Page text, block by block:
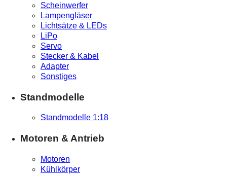
Scheinwerfer
Lampengläser
Lichtsätze & LEDs
LiPo
Servo
Stecker & Kabel
Adapter
Sonstiges
Standmodelle
Standmodelle 1:18
Motoren & Antrieb
Motoren
Kühlkörper